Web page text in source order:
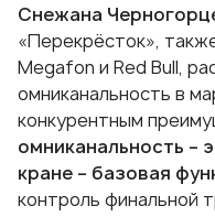
Снежана
«Перекрёсток»,
Megafon и Red Bull,
омниканальность в
конкурентным
омниканальность –
кране – базовая
контроль финальной